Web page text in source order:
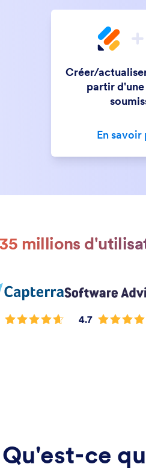
Créer/
partir
En savoir
millions
4.7
Qu'est-ce